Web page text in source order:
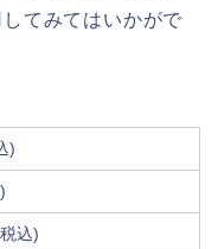
てみてはいかがで
)
込)